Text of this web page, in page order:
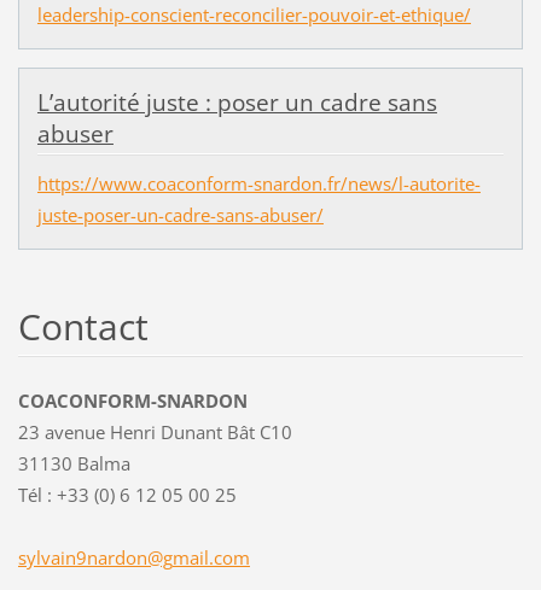
leadership-conscient-reconcilier-pouvoir-et-ethique/
L’autorité juste : poser un cadre sans
abuser
https://www.coaconform-snardon.fr/news/l-autorite-
juste-poser-un-cadre-sans-abuser/
Contact
COACONFORM-SNARDON
23 avenue Henri Dunant Bât C10
31130 Balma
Tél : +33 (0) 6 12 05 00 25
sylvain9nardon@gmail.com